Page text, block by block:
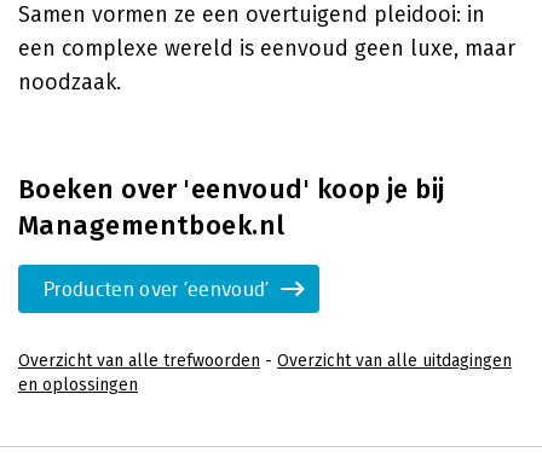
Samen vormen ze een overtuigend pleidooi: in
een complexe wereld is eenvoud geen luxe, maar
noodzaak.
Boeken over 'eenvoud' koop je bij
Managementboek.nl
Producten over 'eenvoud'
Overzicht van alle trefwoorden - Overzicht van alle uitdagingen
en oplossingen